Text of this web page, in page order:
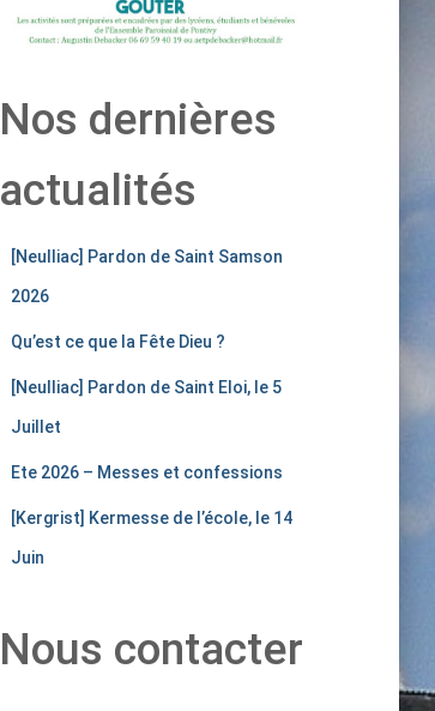
Nos dernières
actualités
[Neulliac] Pardon de Saint Samson
2026
Qu’est ce que la Fête Dieu ?
[Neulliac] Pardon de Saint Eloi, le 5
Juillet
Ete 2026 – Messes et confessions
[Kergrist] Kermesse de l’école, le 14
Juin
Nous contacter